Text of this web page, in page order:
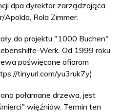
dpa dyrektor zarządzająca
Rola Zimmer.
do projektu "1000 Buchen"
Werk. Od 1999 roku
poświęcone ofiarom
tinyurl.com/yu3ruk7y)
połamane drzewa, jest
więźniów. Termin ten